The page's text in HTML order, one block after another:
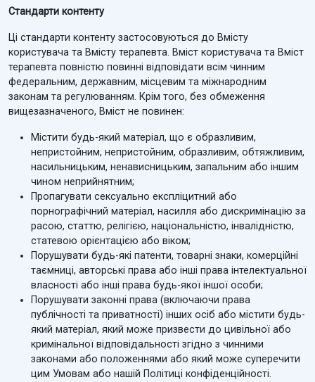
Стандарти контенту
Ці стандарти контенту застосовуються до Вмісту
користувача та Вмісту терапевта. Вміст користувача та Вміст
терапевта повністю повинні відповідати всім чинним
федеральним, державним, місцевим та міжнародним
законам та регулюванням. Крім того, без обмеження
вищезазначеного, Вміст не повинен:
Містити будь-який матеріал, що є образливим,
непристойним, непристойним, образливим, обтяжливим,
насильницьким, ненависницьким, запальним або іншим
чином неприйнятним;
Пропагувати сексуально експліцитний або
порнографічний матеріал, насилля або дискримінацію за
расою, статтю, релігією, національністю, інвалідністю,
статевою орієнтацією або віком;
Порушувати будь-які патенти, товарні знаки, комерційні
таємниці, авторські права або інші права інтелектуальної
власності або інші права будь-якої іншої особи;
Порушувати законні права (включаючи права
публічності та приватності) інших осіб або містити будь-
який матеріал, який може призвести до цивільної або
кримінальної відповідальності згідно з чинними
законами або положеннями або який може суперечити
цим Умовам або нашій Політиці конфіденційності.